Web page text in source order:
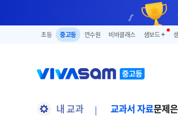
초등 중고등 연수원 비바클래스 샘보드 ➕
내 교과 교과서 자료문제